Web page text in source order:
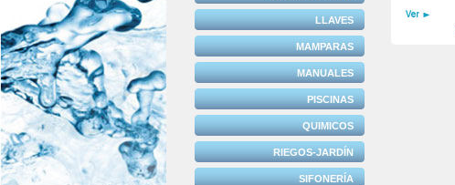
LLAVES
MAMPARAS
MANUALES
PISCINAS
QUIMICOS
RIEGOS-JARDÍN
SIFONERÍA